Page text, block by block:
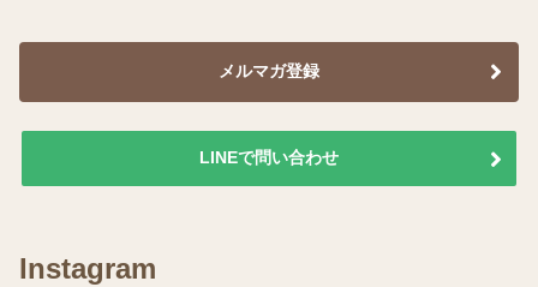
メルマガ登録
LINEで問い合わせ
Instagram